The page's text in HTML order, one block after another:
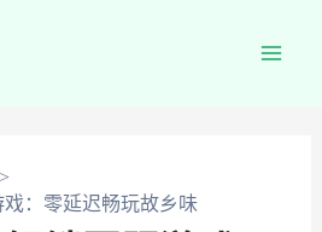
：零延迟畅玩故乡味